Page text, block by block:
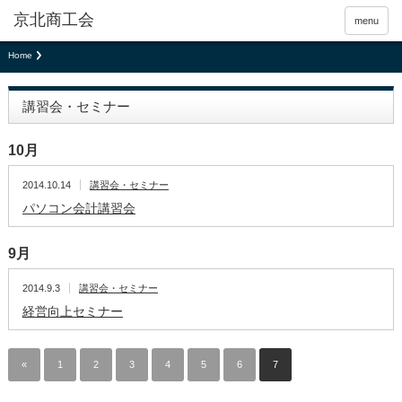
京北商工会 menu
Home
講習会・セミナー
10月
2014.10.14 講習会・セミナー
パソコン会計講習会
9月
2014.9.3 講習会・セミナー
経営向上セミナー
« 1 2 3 4 5 6 7